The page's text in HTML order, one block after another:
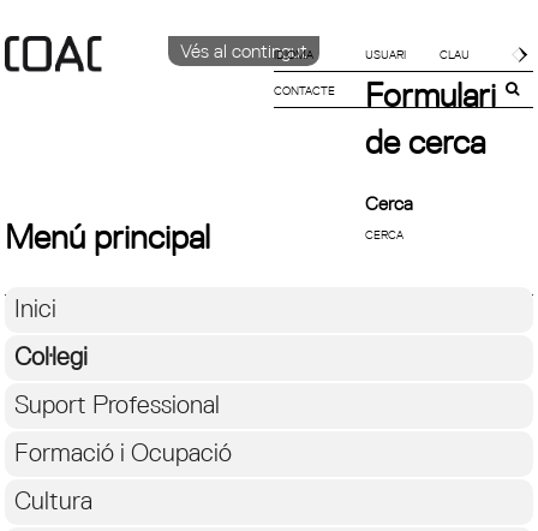
Vés al contingut
IDIOMA
CATALÀ
CONTACTE
Formulari
de cerca
Cerca
Menú principal
Inici
Col·legi
Suport Professional
Formació i Ocupació
Cultura